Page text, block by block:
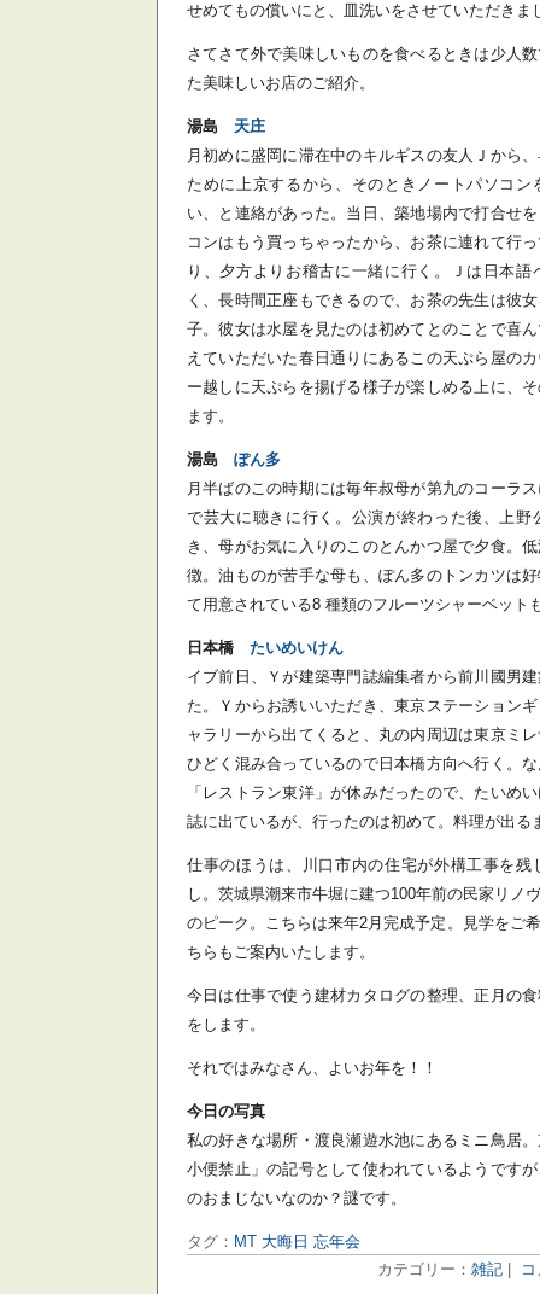
せめてもの償いにと、皿洗いをさせていただきま
さてさて外で美味しいものを食べるときは少人
た美味しいお店のご紹介。
湯島 天庄
月初めに盛岡に滞在中のキルギスの友人Ｊから
ために上京するから、そのときノートパソコン
い、と連絡があった。当日、築地場内で打合せ
コンはもう買っちゃったから、お茶に連れて行
り、夕方よりお稽古に一緒に行く。Ｊは日本
く、長時間正座もできるので、お茶の先生は彼
子。彼女は水屋を見たのは初めてとのことで喜
えていただいた春日通りにあるこの天ぷら屋の
ー越しに天ぷらを揚げる様子が楽しめる上に、
ます。
湯島 ぽん多
月半ばのこの時期には毎年叔母が第九のコーラ
で芸大に聴きに行く。公演が終わった後、上野
き、母がお気に入りのこのとんかつ屋で夕食。
徴。油ものが苦手な母も、ぽん多のトンカツは
て用意されている8 種類のフルーツシャーベット
日本橋 たいめいけん
イブ前日、Ｙが建築専門誌編集者から前川國男
た。Ｙからお誘いいただき、東京ステーション
ャラリーから出てくると、丸の内周辺は東京ミ
ひどく混み合っているので日本橋方向へ行く。
「レストラン東洋」が休みだったので、たいめ
誌に出ているが、行ったのは初めて。料理が出る
仕事のほうは、川口市内の住宅が外構工事を残
し。茨城県潮来市牛堀に建つ100年前の民家リノ
のピーク。こちらは来年2月完成予定。見学をご
ちらもご案内いたします。
今日は仕事で使う建材カタログの整理、正月の
をします。
それではみなさん、よいお年を！！
今日の写真
私の好きな場所・渡良瀬遊水池にあるミニ鳥居
小便禁止」の記号として使われているようです
のおまじないなのか？謎です。
タグ： MT 大晦日 忘年会
カテゴリー： 雑記